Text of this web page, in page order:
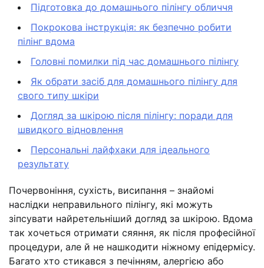
Підготовка до домашнього пілінгу обличчя
Покрокова інструкція: як безпечно робити
пілінг вдома
Головні помилки під час домашнього пілінгу
Як обрати засіб для домашнього пілінгу для
свого типу шкіри
Догляд за шкірою після пілінгу: поради для
швидкого відновлення
Персональні лайфхаки для ідеального
результату
Почервоніння, сухість, висипання – знайомі
наслідки неправильного пілінгу, які можуть
зіпсувати найретельніший догляд за шкірою. Вдома
так хочеться отримати сяяння, як після професійної
процедури, але й не нашкодити ніжному епідермісу.
Багато хто стикався з печінням, алергією або